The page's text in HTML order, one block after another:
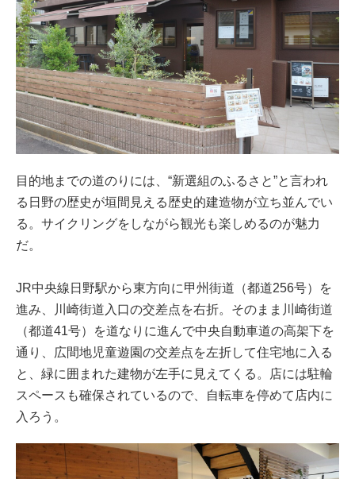
目的地までの道のりには、“新選組のふるさと”と言われ
る日野の歴史が垣間見える歴史的建造物が立ち並んでい
る。サイクリングをしながら観光も楽しめるのが魅力
だ。
JR中央線日野駅から東方向に甲州街道（都道256号）を
進み、川崎街道入口の交差点を右折。そのまま川崎街道
（都道41号）を道なりに進んで中央自動車道の高架下を
通り、広間地児童遊園の交差点を左折して住宅地に入る
と、緑に囲まれた建物が左手に見えてくる。店には駐輪
スペースも確保されているので、自転車を停めて店内に
入ろう。